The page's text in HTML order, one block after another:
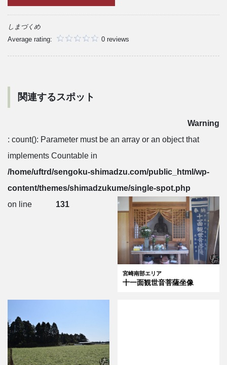
しまづくめ
Average rating:
0 reviews
関連するスポット
Warning
: count(): Parameter must be an array or an object that
implements Countable in
/home/uftrd/sengoku-shimadzu.com/public_html/wp-
content/themes/shimadzukume/single-spot.php
on line
131
宮崎南部エリア
十一面観世音菩薩坐像